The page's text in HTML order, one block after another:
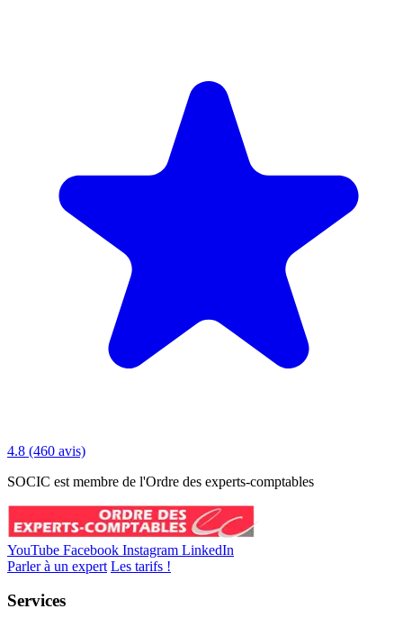
4.8 (460 avis)
SOCIC est membre de l'Ordre des experts-comptables
YouTube Facebook Instagram LinkedIn
Parler à un expert Les tarifs !
Services